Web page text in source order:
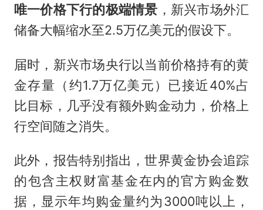
唯一价格下行的极端情景 ，新兴市场外汇
储备大幅缩水至2.5万亿美元的假设下。
届时，新兴市场央行以当前价格持有的黄
金存量（约1.7万亿美元）已接近40%占
比目标，几乎没有额外购金动力，价格上
行空间随之消失。
此外，报告特别指出，世界黄金协会追踪
的包含主权财富基金在内的官方购金数
据，显示年均购金量约为3000吨以上，